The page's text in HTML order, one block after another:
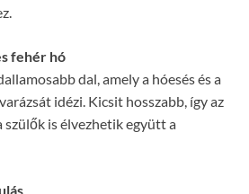
fehér hó
dal, amely a hóesés és a
idézi. Kicsit hosszabb, így az
szülők is élvezhetik együtt a